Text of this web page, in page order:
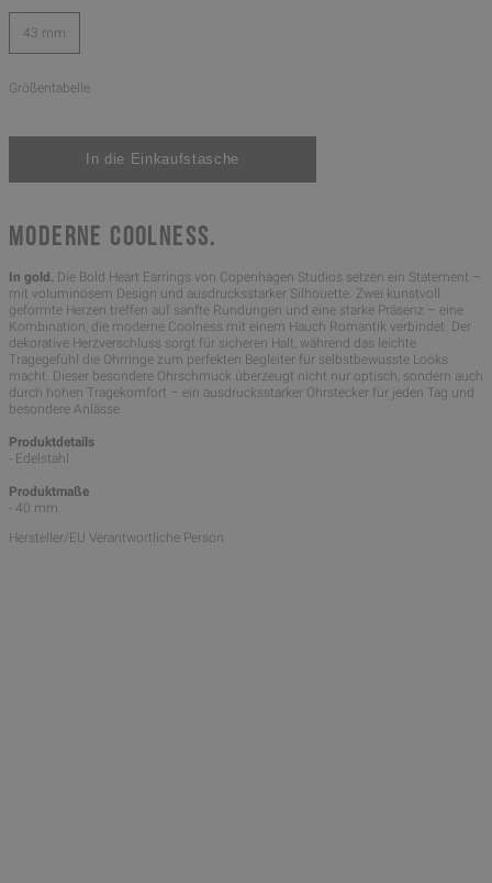
43 mm
Größentabelle
MODERNE COOLNESS.
In gold. Die Bold Heart Earrings von Copenhagen Studios setzen ein Statement –
mit voluminösem Design und ausdrucksstarker Silhouette. Zwei kunstvoll
geformte Herzen treffen auf sanfte Rundungen und eine starke Präsenz – eine
Kombination, die moderne Coolness mit einem Hauch Romantik verbindet. Der
dekorative Herzverschluss sorgt für sicheren Halt, während das leichte
Tragegefühl die Ohrringe zum perfekten Begleiter für selbstbewusste Looks
macht. Dieser besondere Ohrschmuck überzeugt nicht nur optisch, sondern auch
durch hohen Tragekomfort – ein ausdrucksstarker Ohrstecker für jeden Tag und
besondere Anlässe.
Produktdetails
- Edelstahl
Produktmaße
- 40 mm
Hersteller/EU Verantwortliche Person